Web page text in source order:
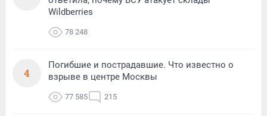
Wildberries
78 248
4
Погибшие и пострадавшие. Что известно о
взрыве в центре Москвы
77 585 215